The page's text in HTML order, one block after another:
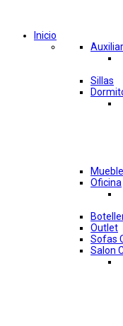
Inicio
Sillas
Oficina
Outlet
Sofas
Salon